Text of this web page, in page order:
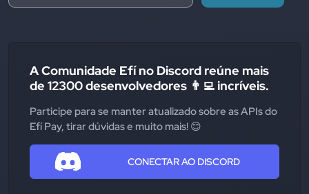
A Comunidade Efí no Discord reúne mais
de 12300 desenvolvedores 👨‍💻 incríveis.
Participe para se manter atualizado sobre as APIs do
Efí Pay, tirar dúvidas e muito mais! 😊
CONECTAR AO DISCORD